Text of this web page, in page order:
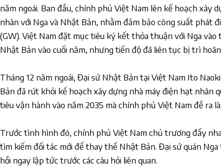
năm ngoái. Ban đầu, chính phủ Việt Nam lên kế hoạch xây
nhân với Nga và Nhật Bản, nhằm đảm bảo công suất phát
(GW). Việt Nam đặt mục tiêu ký kết thỏa thuận với Nga vào
Nhật Bản vào cuối năm, nhưng tiến độ đã liên tục bị trì
Tháng 12 năm ngoái, Đại sứ Nhật Bản tại Việt Nam Ito
Bản đã rút khỏi kế hoạch xây dựng nhà máy điện hạt nhân
tiêu vận hành vào năm 2035 mà chính phủ Việt Nam đề ra
Trước tình hình đó, chính phủ Việt Nam chủ trương đẩy
tìm kiếm đối tác mới để thay thế Nhật Bản. Đại sứ quán
hồi ngay lập tức trước các câu hỏi liên quan.